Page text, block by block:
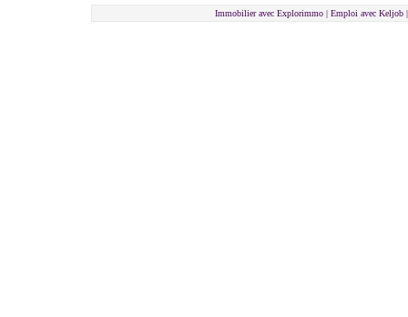
Immobilier avec Explorimmo | Emploi avec Keljob